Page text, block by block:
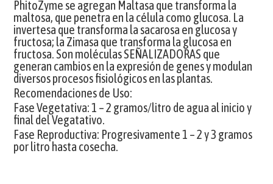
PhitoZyme se agregan Maltasa que transforma la
maltosa, que penetra en la célula como glucosa. La
invertesa que transforma la sacarosa en glucosa y
fructosa; la Zimasa que transforma la glucosa en
fructosa. Son moléculas SEÑALIZADORAS que
generan cambios en la expresión de genes y modulan
diversos procesos fisiológicos en las plantas.
Recomendaciones de Uso:
Fase Vegetativa: 1 – 2 gramos/litro de agua al inicio y
final del Vegatativo.
Fase Reproductiva: Progresivamente 1 – 2 y 3 gramos
por litro hasta cosecha.